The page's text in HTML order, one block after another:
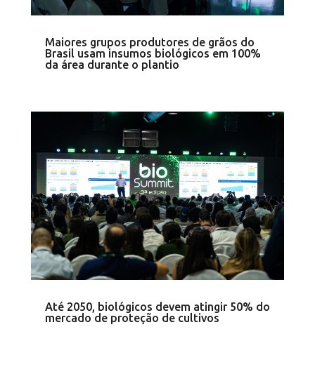
Maiores grupos produtores de grãos do
Brasil usam insumos biológicos em 100%
da área durante o plantio
Até 2050, biológicos devem atingir 50% do
mercado de proteção de cultivos